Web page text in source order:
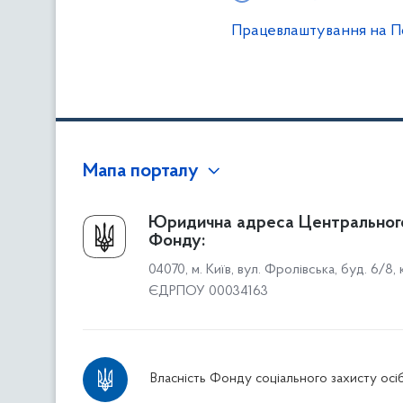
Працевлаштування на
Мапа порталу
Про Фонд
Керівництво
Структура Фонду
Територіальні відділення
Дніпропетровське відділення
Юридична адреса
Фонду:
04070, м. Київ, вул. Фролівська, буд. 6/8,
ЄДРПОУ 00034163
Власність Фонду соціального захисту осіб